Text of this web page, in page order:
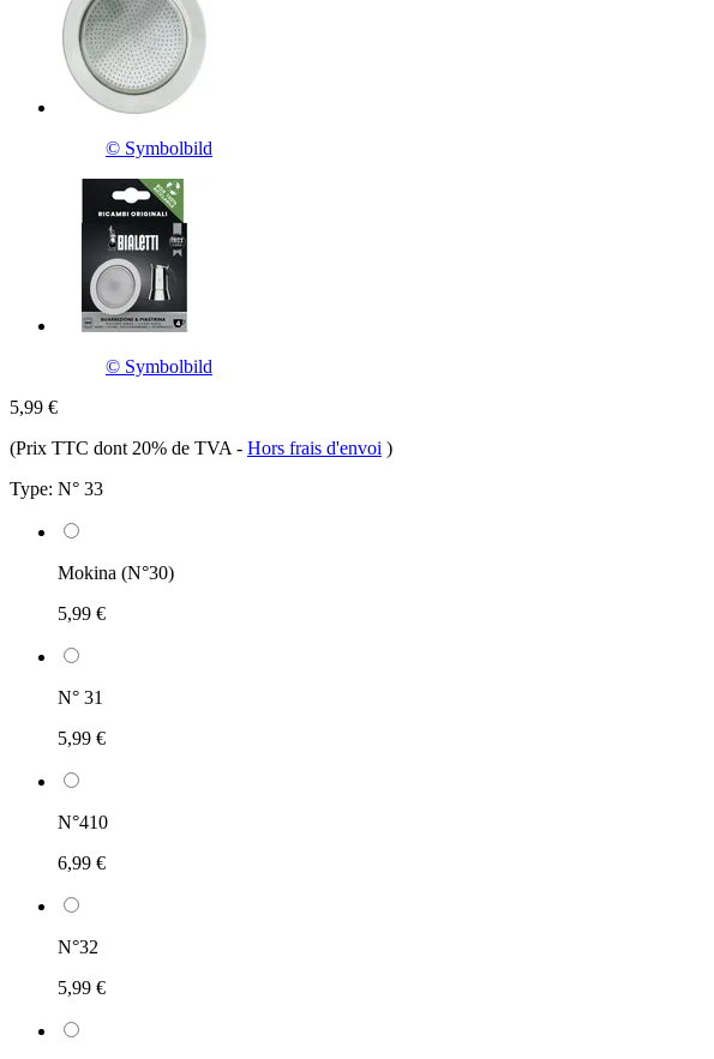
© Symbolbild
© Symbolbild
5,99 €
(Prix TTC dont 20% de TVA - Hors frais d'envoi )
Type: N° 33
Mokina (N°30)
5,99 €
N° 31
5,99 €
N°410
6,99 €
N°32
5,99 €